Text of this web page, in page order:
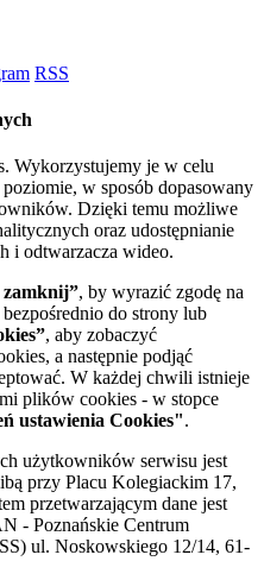
RSS
Wykorzystujemy je w celu
w sposób dopasowany
Dzięki temu możliwe
oraz udostępnianie
i odtwarzacza wideo.
, by wyrazić zgodę na
do strony lub
, aby zobaczyć
a następnie podjąć
W każdej chwili istnieje
plików cookies - w stopce
ustawienia Cookies".
użytkowników serwisu jest
przy Placu Kolegiackim 17,
przetwarzającym dane jest
- Poznańskie Centrum
ul. Noskowskiego 12/14, 61-